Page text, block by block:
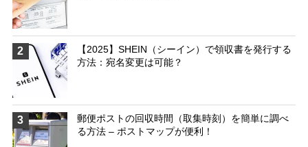
2
【2025】SHEIN（シーイン）で領収書を発行する
方法：宛名変更は可能？
3
郵便ポストの回収時間（取集時刻）を簡単に調べ
る方法 – ポストマップが便利！